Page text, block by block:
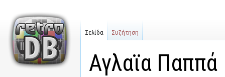
Αγλαϊα Παππά
Σελίδα Συζήτηση